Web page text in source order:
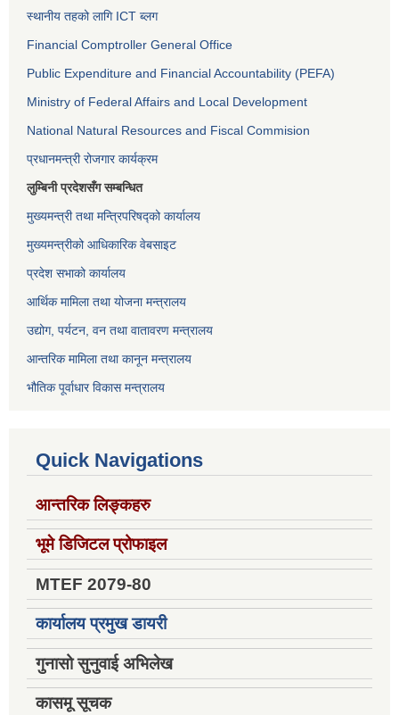
स्थानीय तहको लागि ICT ब्लग
Financial Comptroller General Office
Public Expenditure and Financial Accountability (PEFA)
Ministry of Federal Affairs and Local Development
National Natural Resources and Fiscal Commision
प्रधानमन्त्री रोजगार कार्यक्रम
लुम्बिनी प्रदेशसँग सम्बन्धित
मुख्यमन्त्री तथा मन्त्रिपरिषद्को कार्यालय
मुख्यमन्त्रीको आधिकारिक वेबसाइट
प्रदेश सभाको कार्यालय
आर्थिक मामिला तथा योजना मन्त्रालय
उद्योग, पर्यटन, वन तथा वातावरण मन्त्रालय
आन्तरिक मामिला तथा कानून मन्त्रालय
भौतिक पूर्वाधार विकास मन्त्रालय
Quick Navigations
आन्तरिक लिङ्कहरु
भूमे डिजिटल प्रोफाइल
MTEF 2079-80
कार्यालय प्रमुख डायरी
गुनासो सुनुवाई अभिलेख
कासमू सूचक